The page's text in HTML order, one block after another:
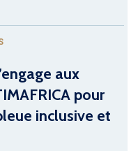
aux
pour
inclusive et